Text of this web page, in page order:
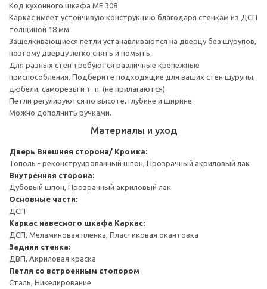
Код кухонного шкафа ME 308
Каркас имеет устойчивую конструкцию благодаря стенкам из ДСП
толщиной 18 мм.
Защелкивающиеся петли устанавливаются на дверцу без шурупов,
поэтому дверцу легко снять и помыть.
Для разных стен требуются различные крепежные
приспособления. Подберите подходящие для ваших стен шурупы,
дюбели, саморезы и т. п. (не прилагаются).
Петли регулируются по высоте, глубине и ширине.
Можно дополнить ручками.
Материалы и уход
Дверь Внешняя сторона/ Кромка:
Тополь - реконструированный шпон, Прозрачный акриловый лак
Внутренняя сторона:
Дубовый шпон, Прозрачный акриловый лак
Основные части:
ДСП
Каркас навесного шкафа Каркас:
ДСП, Меламиновая пленка, Пластиковая окантовка
Задняя стенка:
ДВП, Акриловая краска
Петля со встроенным стопором
Сталь, Никелирование